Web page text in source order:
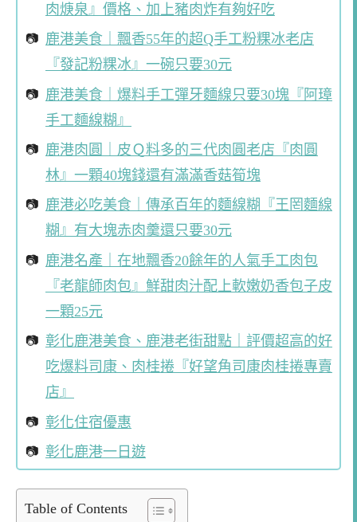
肉焿泉』價格、加上豬肉炸有夠好吃
鹿港美食｜飄香55年的超Q手工粉粿冰老店
『發記粉粿冰』一碗只要30元
鹿港美食｜爆料手工彈牙麵線只要30塊『阿璋
手工麵線糊』
鹿港肉圓｜皮Ｑ料多的三代肉圓老店『肉圓
林』一顆40塊錢還有滿滿香菇筍塊
鹿港必吃美食｜傳承百年的麵線糊『王罔麵線
糊』有大塊赤肉羹還只要30元
鹿港名產｜在地飄香20餘年的人氣手工肉包
『老龍師肉包』鮮甜肉汁配上軟嫩奶香包子皮
一顆25元
彰化鹿港美食、鹿港老街甜點｜評價超高的好
吃爆料司康、肉桂捲『好望角司康肉桂捲專賣
店』
彰化住宿優惠
彰化鹿港一日遊
Table of Contents